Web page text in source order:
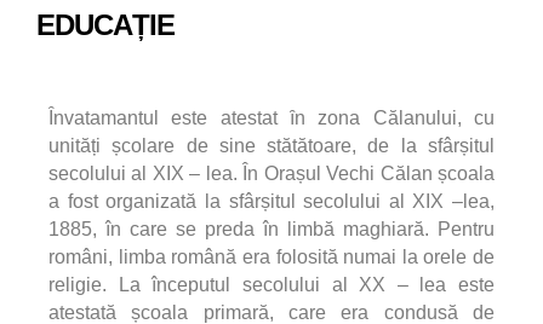
EDUCAȚIE
Ȋnvatamantul
este atestat ȋn zona Călanului, cu
unități școlare de sine stătătoare, de la sfârșitul
secolului al XIX – lea. În Orașul Vechi Călan școala
a fost organizată la sfârșitul secolului al XIX –lea,
1885, în care se preda în limbă maghiară. Pentru
români, limba română era folosită numai la orele de
religie. La începutul secolului al XX – lea este
atestată școala primară, care era condusă de